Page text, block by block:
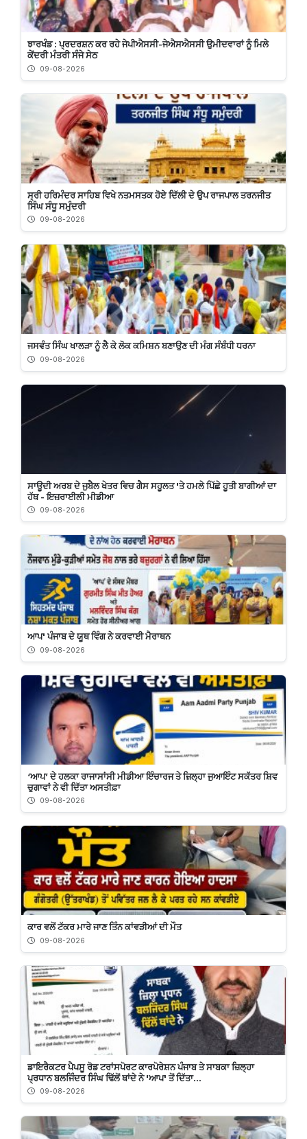
ਝਾਰਖੰਡ : ਪ੍ਰਦਰਸ਼ਨ ਕਰ ਰਹੇ ਜੇਪੀਐਸਸੀ-ਜੇਐਸਐਸਸੀ ਉਮੀਦਵਾਰਾਂ ਨੂੰ ਮਿਲੇ
ਕੇਂਦਰੀ ਮੰਤਰੀ ਸੰਜੇ ਸੇਠ
09-08-2026
ਸ੍ਰੀ ਹਰਿਮੰਦਰ ਸਾਹਿਬ ਵਿਖੇ ਨਤਮਸਤਕ ਹੋਏ ਦਿੱਲੀ ਦੇ ਉਪ ਰਾਜਪਾਲ ਤਰਨਜੀਤ
ਸਿੰਘ ਸੰਧੂ ਸਮੁੰਦਰੀ
09-08-2026
ਜਸਵੰਤ ਸਿੰਘ ਖਾਲੜਾ ਨੂੰ ਲੈ ਕੇ ਲੋਕ ਕਮਿਸ਼ਨ ਬਣਾਉਣ ਦੀ ਮੰਗ ਸੰਬੰਧੀ ਧਰਨਾ
09-08-2026
ਸਾਊਦੀ ਅਰਬ ਦੇ ਜੁਬੈਲ ਖੇਤਰ ਵਿਚ ਗੈਸ ਸਹੂਲਤ 'ਤੇ ਹਮਲੇ ਪਿੱਛੇ ਹੂਤੀ ਬਾਗੀਆਂ ਦਾ
ਹੱਥ - ਇਜ਼ਰਾਈਲੀ ਮੀਡੀਆ
09-08-2026
ਆਪ' ਪੰਜਾਬ ਦੇ ਯੂਥ ਵਿੰਗ ਨੇ ਕਰਵਾਈ ਮੈਰਾਥਨ
09-08-2026
‘ਆਪ’ ਦੇ ਹਲਕਾ ਰਾਜਾਸਾਂਸੀ ਮੀਡੀਆ ਇੰਚਾਰਜ ਤੇ ਜ਼ਿਲ੍ਹਾ ਜੁਆਇੰਟ ਸਕੱਤਰ ਸ਼ਿਵ
ਚੁਗਾਵਾਂ ਨੇ ਵੀ ਦਿੱਤਾ ਅਸਤੀਫ਼ਾ
09-08-2026
ਕਾਰ ਵਲੋਂ ਟੱਕਰ ਮਾਰੇ ਜਾਣ ਤਿੰਨ ਕਾਂਵੜੀਆਂ ਦੀ ਮੌਤ
09-08-2026
ਡਾਇਰੈਕਟਰ ਪੈਪਸੂ ਰੋਡ ਟਰਾਂਸਪੋਰਟ ਕਾਰਪੋਰੇਸ਼ਨ ਪੰਜਾਬ ਤੇ ਸਾਬਕਾ ਜ਼ਿਲ੍ਹਾ
ਪ੍ਰਧਾਨ ਬਲਜਿੰਦਰ ਸਿੰਘ ਢਿੱਲੋਂ ਥਾਂਦੇ ਨੇ 'ਆਪ' ਤੋਂ ਦਿੱਤਾ...
09-08-2026